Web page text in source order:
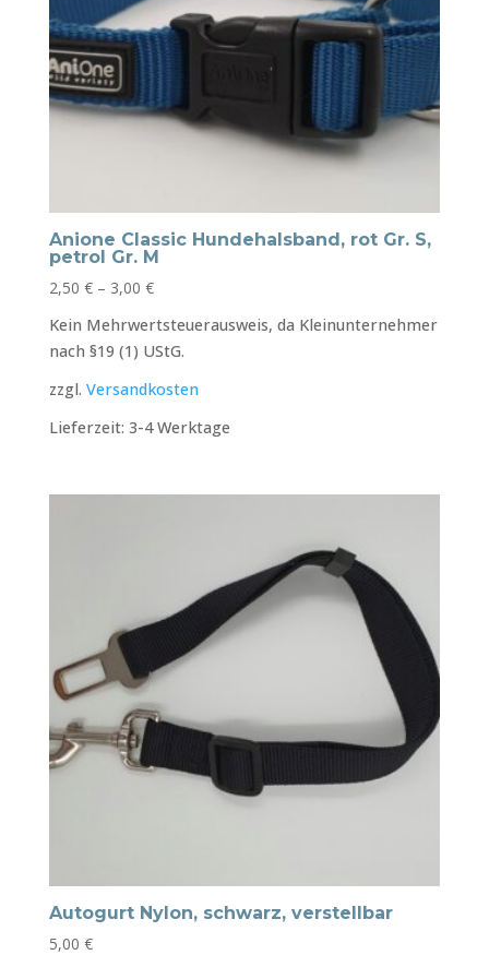
Anione Classic Hundehalsband, rot Gr. S,
petrol Gr. M
2,50 €– 3,00 €
Kein Mehrwertsteuerausweis, da Kleinunternehmer
nach §19 (1) UStG.
zzgl. Versandkosten
Lieferzeit: 3-4 Werktage
Autogurt Nylon, schwarz, verstellbar
5,00 €